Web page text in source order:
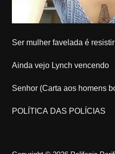
Ser mulher favelada é
Ainda vejo Lynch vencendo
Senhor (Carta aos homens
POLÍTICA DAS POLÍCIAS